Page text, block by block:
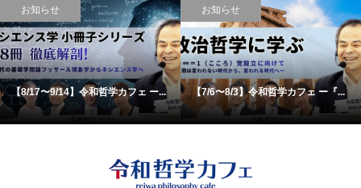
お知らせ
【8/17〜9/14】令和哲学カフェ ー...
お知らせ
【7/6〜8/3】令和哲学カフェ ー『...